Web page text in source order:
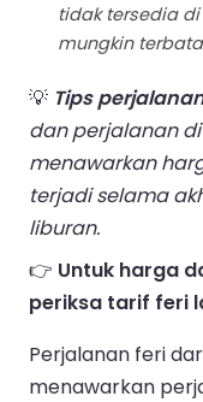
tidak tersedia
mungkin
💡 Tips
dan perjalanan
menawarkan
terjadi selama
liburan.
👉 Untuk harga
periksa tarif feri
Perjalanan feri
menawarkan